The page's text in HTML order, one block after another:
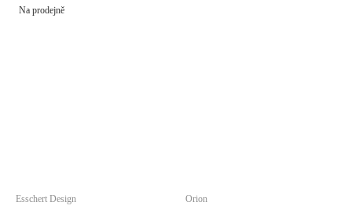
Na prodejně
Esschert Design Orion